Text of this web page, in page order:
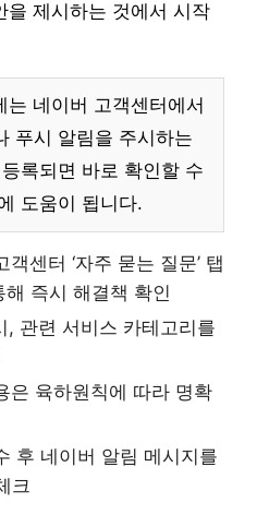
을 제시하는 것에서 시작
는 네이버 고객센터에서
푸시 알림을 주시하는
록되면 바로 확인할 수
도움이 됩니다.
객센터 ‘자주 묻는 질문’ 탭
즉시 해결책 확인
, 관련 서비스 카테고리를
은 육하원칙에 따라 명확
후 네이버 알림 메시지를
크